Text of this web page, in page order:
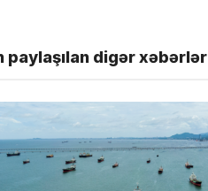
paylaşılan digər xəbərlər